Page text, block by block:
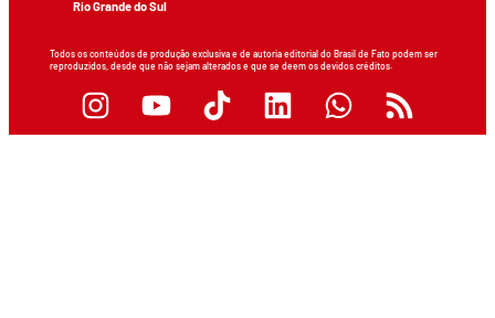
Rio Grande do Sul
Todos os conteúdos de produção exclusiva e de autoria editorial do Brasil de Fato podem ser
reproduzidos, desde que não sejam alterados e que se deem os devidos créditos.